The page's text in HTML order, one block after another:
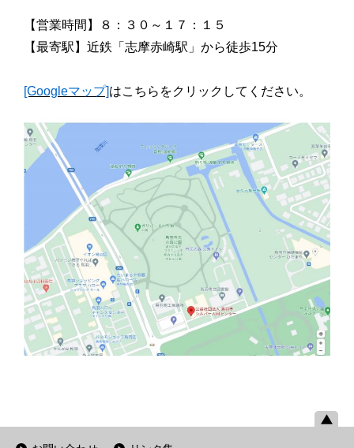
【営業時間】８：３０～１７：１５
【最寄駅】近鉄「志摩赤崎駅」から徒歩15分
[Googleマップ]はこちらをクリックしてください。